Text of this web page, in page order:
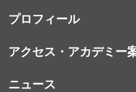
プロフィール
アクセス・アカデミー
ニュース